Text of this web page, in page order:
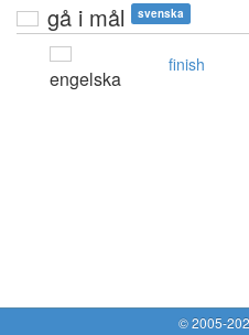
gå i mål svenska
engelska
finish
© 2005-